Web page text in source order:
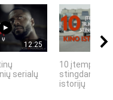
12:25
serialų
10 įtemptų,
stingdančių
istorijų